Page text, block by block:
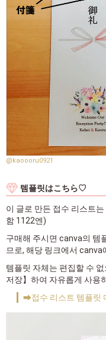
@kaoooru0921
템플릿はこちら♡
이 글로 만든 접수 리스트
함 1122엔)
구매해 주시면 canva의 템
므로, 해당 링크에서 canva
템플릿 자체는 편집할 수
저장】하여 자유롭게 사용
➡접수 리스트 템플릿